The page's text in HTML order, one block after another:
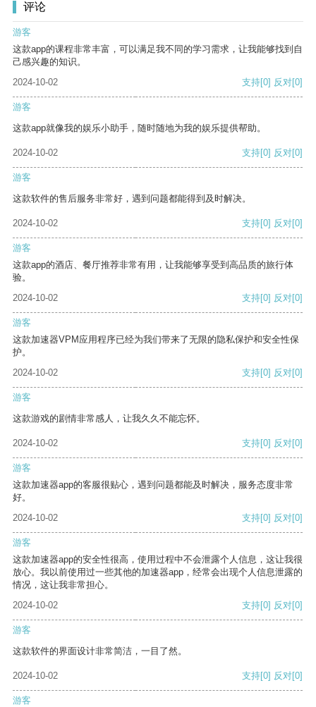
评论
游客
这款app的课程非常丰富，可以满足我不同的学习需求，让我能够找到自
己感兴趣的知识。
2024-10-02
支持[0] 反对[0]
游客
这款app就像我的娱乐小助手，随时随地为我的娱乐提供帮助。
2024-10-02 支持[0] 反对[0]
游客
这款软件的售后服务非常好，遇到问题都能得到及时解决。
2024-10-02 支持[0] 反对[0]
游客
这款app的酒店、餐厅推荐非常有用，让我能够享受到高品质的旅行体
验。
2024-10-02
支持[0] 反对[0]
游客
这款加速器VPM应用程序已经为我们带来了无限的隐私保护和安全性保
护。
2024-10-02
支持[0] 反对[0]
游客
这款游戏的剧情非常感人，让我久久不能忘怀。
2024-10-02 支持[0] 反对[0]
游客
这款加速器app的客服很贴心，遇到问题都能及时解决，服务态度非常
好。
2024-10-02
支持[0] 反对[0]
游客
这款加速器app的安全性很高，使用过程中不会泄露个人信息，这让我很
放心。我以前使用过一些其他的加速器app，经常会出现个人信息泄露的
情况，这让我非常担心。
2024-10-02
支持[0] 反对[0]
游客
这款软件的界面设计非常简洁，一目了然。
2024-10-02 支持[0] 反对[0]
游客